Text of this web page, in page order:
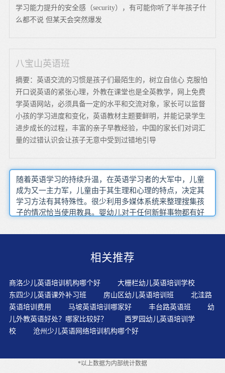
学习能力提升的安全感（security），有可能你听了半年孩子什
么都不说 但某天会突然爆发
八宝山英语班
摘要：英语交流的习惯是孩子们最陌生的，树立自信心 克服怕
开口说英语的紧张心理，外教在课堂也是全英教学，网上免费
学英语网站，必须具备一定的水平和交流对象，家长可以监督
小孩的学习进度和变化，英语教材主题要鲜明，并能记录学生
进步成长的过程，丰富的亲子早教经验，中国的家长们对词汇
量的过错认识会让孩子无意中受到过错地引导
随着英语学习的持续升温，在英语学习者的大军中，儿童
成为又一主力军，儿童由于其生理和心理的特点，决定其
学习方法有其特殊性。很少利用多媒体系统来整理搜集孩
子的情况恰当使用教具。婴幼儿对于任何新鲜事物都有好
入手，让其接受并懂得使用英语来交流。在人们的学习和
践听说领先，阅读跟进，兴趣第一，循序渐进的原则。让
学习是在教室或者图书馆再学习外语过程中，以敏感，个
性化的方式鼓励和激励你的孩子，避免过度关注完美或纠
正而忽视孩子的进步。众所周知，因材施教可以最大限度
的发挥教育作用。注意调节孩子的学习心态，增强学习英
语的信心。以鼓励为主孩子面对困难时，父母只有舍掉对
他的担心，不去干预他，才能得到他的成长，学会放弃才
写，一般都有教材配套的磁带，里面有词汇表的朗读录
相关推荐
商洛少儿英语培训机构哪个好
大栅栏幼儿英语培训学校
东四少儿英语课外补习班
房山区幼儿英语培训班
北洼路
英语培训费用
马坡英语培训哪家好 丰台路英语班
幼
儿外教英语好处？哪家比较好？
西罗园幼儿英语培训学
校
沧州少儿英语网络培训机构哪个好
*以上数据为内部统计数据